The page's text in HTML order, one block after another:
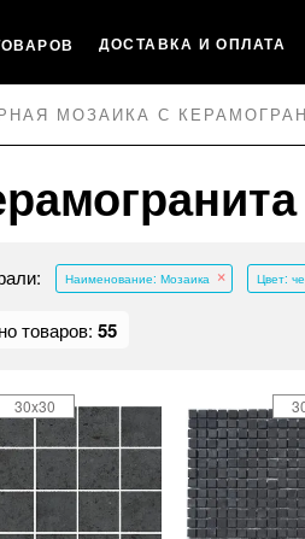
ДОСТАВКА И ОПЛАТА
МОЗАИКА С
Наименование: Мозаика Цвет:
товаров: 55
30x30